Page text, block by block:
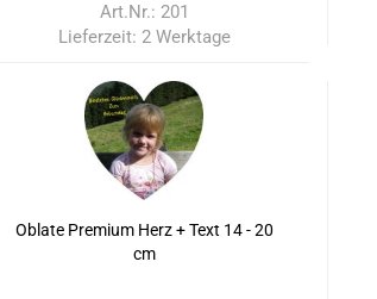
Art.Nr.: 201
Lieferzeit: 2 Werktage
Oblate Premium Herz + Text 14 - 20
cm